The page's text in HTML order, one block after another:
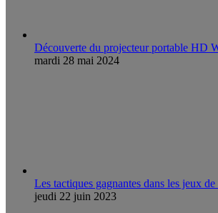
Découverte du projecteur portable HD
mardi 28 mai 2024
Les tactiques gagnantes dans les jeux de
jeudi 22 juin 2023